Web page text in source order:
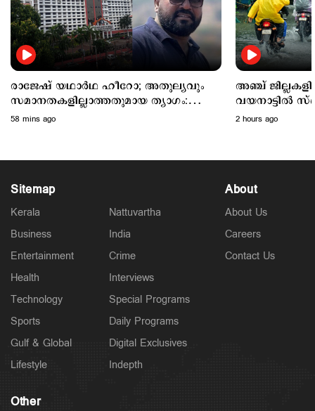
Latest
അഞ്ച് ജില്ലകളില്‍ നാളെ അവധി; വയനാട്ടില്‍
സ്പെഷല്‍ ക്ലാസുകള്‍ക്ക് അവധി
2 hours ago
കേസിനായി പണം തരണം; ക്യൂ ആര്‍ കോഡ് അടക്കം
ഇന്‍സ്റ്റഗ്രാം സ്റ്റാറ്റസിട്ട് അര്‍ജുന്‍
രാജേഷ് യഥാർഥ ഹീറോ; അതുല്യവും
സമാനതകളില്ലാത്തതുമായ ത്യാഗം:
ഹൈക്കോടതി
58 mins ago
അഞ്ച്
വയനാട്ടില്‍
അവധി
2 hours ago
Sitemap
Kerala
Business
Entertainment
Health
Technology
Sports
Gulf & Global
Lifestyle
Nattuvartha
India
Crime
Interviews
Special Programs
Daily Programs
Digital Exclusives
Indepth
About
About Us
Careers
Contact Us
Other